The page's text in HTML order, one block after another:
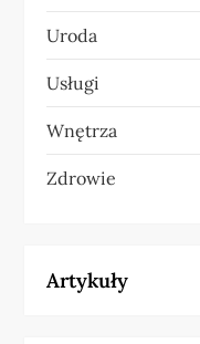
Uroda
Usługi
Wnętrza
Zdrowie
Artykuły